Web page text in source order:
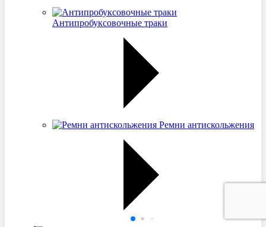
Антипробуксовочные траки
Ремни антискольжения